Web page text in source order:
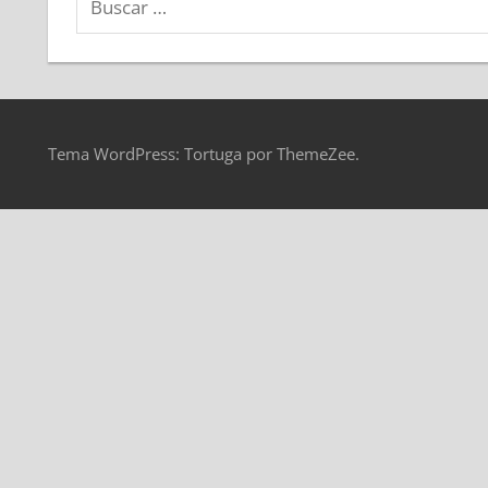
Tema WordPress: Tortuga por ThemeZee.